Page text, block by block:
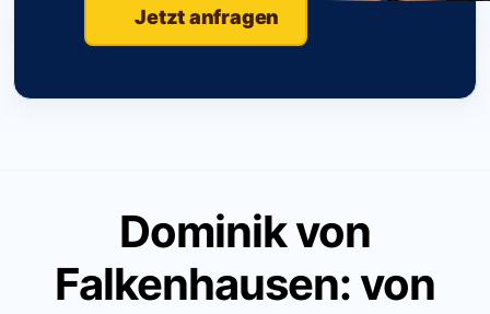
Jetzt anfragen
Dominik von
Falkenhausen: von